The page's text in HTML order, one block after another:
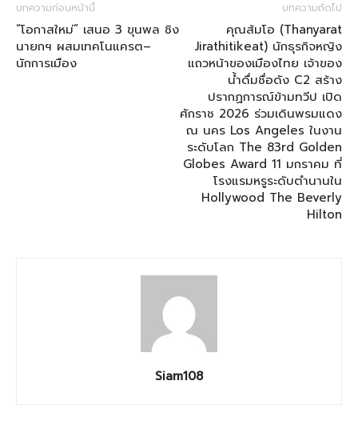
บทความก่อนหน้านี้
“โอกาสใหม่” เสนอ 3 ขุนพล ชิง
นายกฯ ผสมเทคโนแครต–
นักการเมือง
บทความถัดไป
คุณส้มโอ (Thanyarat
Jirathitikeat) นักธุรกิจหญิง
แถวหน้าของเมืองไทย เจ้าของ
น้ำดื่มชื่อดัง C2 สร้าง
ปรากฏการณ์ข้ามทวีป เปิด
ศักราช 2026 ร่วมเดินพรมแดง
ณ นคร Los Angeles ในงาน
ระดับโลก The 83rd Golden
Globes Award 11 มกราคม ที่
โรงแรมหรูระดับตำนานใน
Hollywood The Beverly
Hilton
Siam108